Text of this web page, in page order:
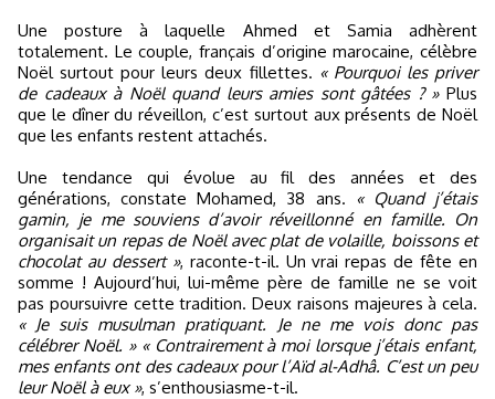
Une posture à laquelle Ahmed et Samia adhèrent
totalement. Le couple, français d’origine marocaine, célèbre
Noël surtout pour leurs deux fillettes. « Pourquoi les priver
de cadeaux à Noël quand leurs amies sont gâtées ? »Plus
que le dîner du réveillon, c’est surtout aux présents de Noël
que les enfants restent attachés.
Une tendance qui évolue au fil des années et des
générations, constate Mohamed, 38 ans.
« Quand j’étais
gamin, je me souviens d’avoir réveillonné en famille. On
organisait un repas de Noël avec plat de volaille, boissons et
chocolat au dessert », raconte-t-il. Un vrai repas de fête en
somme ! Aujourd’hui, lui-même père de famille ne se voit
pas poursuivre cette tradition. Deux raisons majeures à cela.
« Je suis musulman pratiquant. Je ne me vois donc pas
célébrer Noël. » « Contrairement à moi lorsque j’étais enfant,
mes enfants ont des cadeaux pour l’Aïd al-Adhâ. C’est un peu
leur Noël à eux », s’enthousiasme-t-il.